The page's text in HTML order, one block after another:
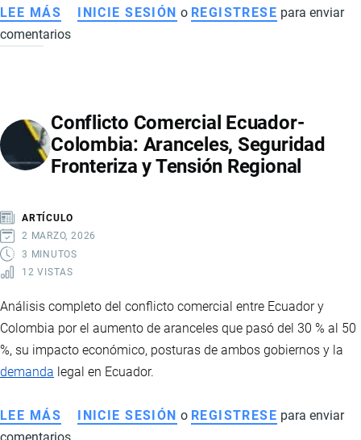
LEE MÁS SOBRE
PRODUCTOS
ACUERDO
COMERCIAL
CON
INICIE SESIÓN o REGISTRESE para enviar
comentarios
Conflicto Comercial Ecuador-
Colombia: Aranceles, Seguridad
Fronteriza y Tensión Regional
ARTÍCULO
2 MARZO, 2026
3 MINUTOS
12 VISTAS
Análisis completo del conflicto comercial entre Ecuador y
Colombia por el aumento de aranceles que pasó del 30 % al 50
%, su impacto económico, posturas de ambos gobiernos y la
demanda legal en Ecuador.
LEE MÁS SOBRE
INICIE SESIÓN o REGISTRESE para enviar